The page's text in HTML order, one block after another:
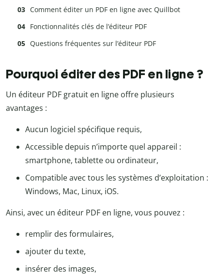
Comment éditer un PDF en ligne avec Quillbot
Fonctionnalités clés de l’éditeur PDF
Questions fréquentes sur l’éditeur PDF
Pourquoi éditer des PDF en ligne ?
Un éditeur PDF gratuit en ligne offre plusieurs
avantages :
Aucun logiciel spécifique requis,
Accessible depuis n’importe quel appareil :
smartphone, tablette ou ordinateur,
Compatible avec tous les systèmes d’exploitation :
Windows, Mac, Linux, iOS.
Ainsi, avec un éditeur PDF en ligne, vous pouvez :
remplir des formulaires,
ajouter du texte,
insérer des images,